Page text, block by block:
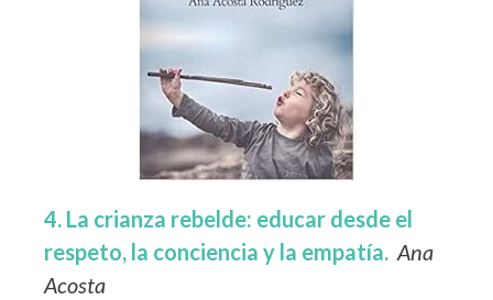
4. La crianza rebelde: educar desde el
respeto, la conciencia y la empatía. Ana
Acosta